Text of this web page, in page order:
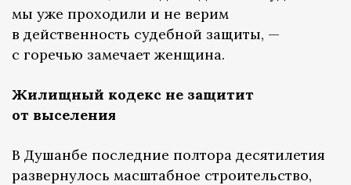
мы уже проходили и не верим
в действенность судебной защиты, —
с горечью замечает женщина.
Жилищный кодекс не защитит
от выселения
В Душанбе последние полтора десятилетия
развернулось масштабное строительство,